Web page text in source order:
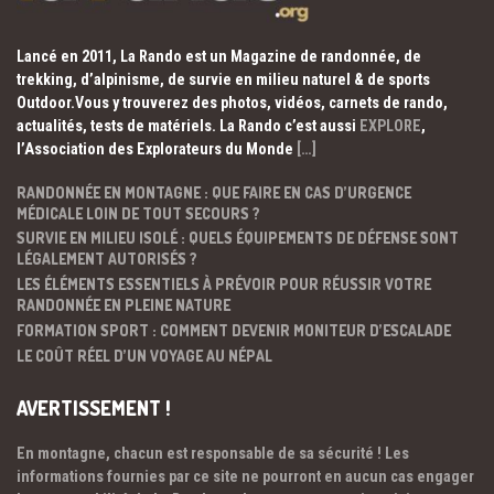
Lancé en 2011, La Rando est un Magazine de randonnée, de
trekking, d’alpinisme, de survie en milieu naturel & de sports
Outdoor.Vous y trouverez des photos, vidéos, carnets de rando,
actualités, tests de matériels. La Rando c’est aussi EXPLORE,
l’Association des Explorateurs du Monde […]
RANDONNÉE EN MONTAGNE : QUE FAIRE EN CAS D’URGENCE
MÉDICALE LOIN DE TOUT SECOURS ?
SURVIE EN MILIEU ISOLÉ : QUELS ÉQUIPEMENTS DE DÉFENSE SONT
LÉGALEMENT AUTORISÉS ?
LES ÉLÉMENTS ESSENTIELS À PRÉVOIR POUR RÉUSSIR VOTRE
RANDONNÉE EN PLEINE NATURE
FORMATION SPORT : COMMENT DEVENIR MONITEUR D’ESCALADE
LE COÛT RÉEL D’UN VOYAGE AU NÉPAL
AVERTISSEMENT !
En montagne, chacun est responsable de sa sécurité ! Les
informations fournies par ce site ne pourront en aucun cas engager